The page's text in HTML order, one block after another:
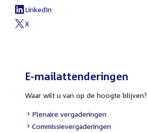
LinkedIn
X
E-mailattenderingen
Waar wilt u van op de hoogte blijven?
Plenaire vergaderingen
Commissievergaderingen